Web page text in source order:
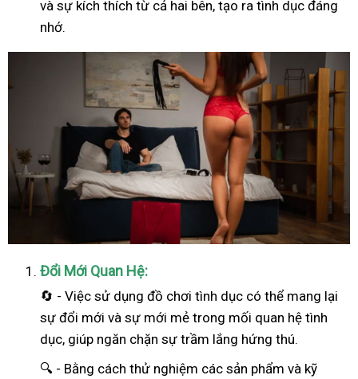
và sự kích thích từ cả hai bên, tạo ra tình dục đáng
nhớ.
Đổi Mới Quan Hệ:
🔄 - Việc sử dụng đồ chơi tình dục có thể mang lại
sự đổi mới và sự mới mẻ trong mối quan hệ tình
dục, giúp ngăn chặn sự trầm lắng hứng thú.
🔍 - Bằng cách thử nghiệm các sản phẩm và kỹ